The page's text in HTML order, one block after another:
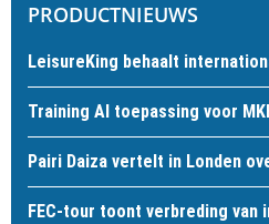
PRODUCTNIEUWS
LeisureKing behaalt
Training AI toepassing voor
Pairi Daiza vertelt in Londen
FEC-tour toont verbreding